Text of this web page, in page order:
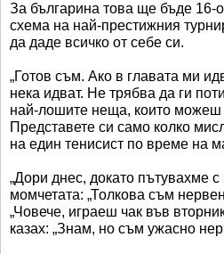
За българина това ще бъде 16-
схема на най-престижния
да даде всичко от себе си.
„Готов съм. Ако в главата ми
нека идват. Не трябва да ги
най-лошите неща, които
Представете си само колко
на един тенисист по време на
„Дори днес, докато пътувахме с
момчетата: „Толкова съм
„Човече, играеш чак във
казах: „Знам, но съм ужасно